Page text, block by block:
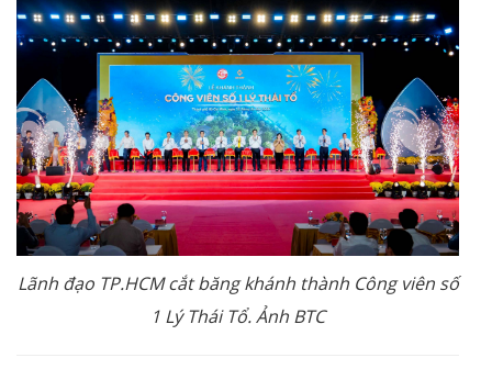
Lãnh đạo TP.HCM cắt băng khánh thành Công viên số
1 Lý Thái Tổ.Ảnh BTC